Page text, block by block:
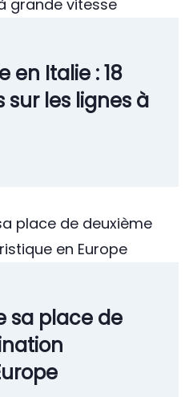
en Italie : 18
sur les lignes à
sa place de